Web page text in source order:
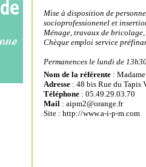
Mise à disposition de
socioprofessionenel et
Ménage, travaux de
Chèque emploi service
Permanences le lundi de
Nom de la référente :
Adresse : 48 bis Rue du Tapis
Téléphone : 05.49.29.03.70
Mail : aipm2@orange.fr
Site : http://www.a-i-p-m.com